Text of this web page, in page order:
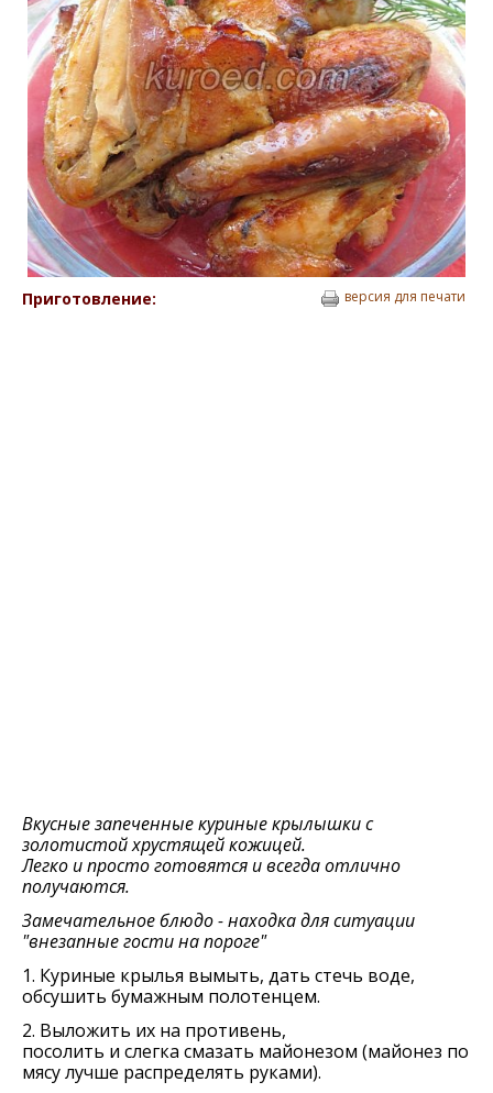
Приготовление: версия для печати
Вкусные запеченные куриные крылышки с
золотистой хрустящей кожицей.
Легко и просто готовятся и всегда отлично
получаются.
Замечательное блюдо - находка для ситуации
"внезапные гости на пороге"
1. Куриные крылья вымыть, дать стечь воде,
обсушить бумажным полотенцем.
2. Выложить их на противень,
посолить и слегка смазать майонезом (майонез по
мясу лучше распределять руками).